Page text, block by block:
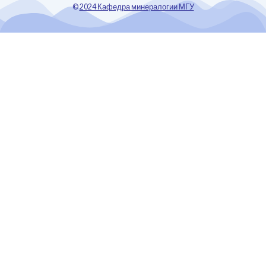
©2024 Кафедра минералогии МГУ